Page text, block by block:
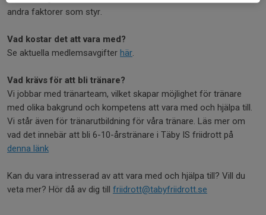
andra faktorer som styr.
Vad kostar det att vara med?
Se aktuella medlemsavgifter här.
Vad krävs för att bli tränare?
Vi jobbar med tränarteam, vilket skapar möjlighet för tränare
med olika bakgrund och kompetens att vara med och hjälpa till.
Vi står även för tränarutbildning för våra tränare. Läs mer om
vad det innebär att bli 6-10-årstränare i Täby IS friidrott på
denna länk
Kan du vara intresserad av att vara med och hjälpa till? Vill du
veta mer? Hör då av dig till friidrott@tabyfriidrott.se